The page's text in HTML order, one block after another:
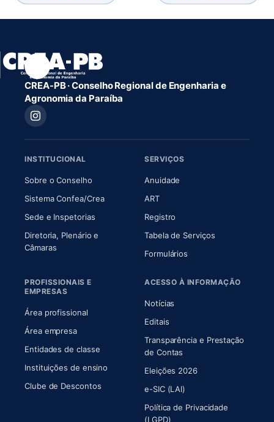
CREA-PB · Conselho Regional de Engenharia e
Agronomia da Paraíba
INSTITUCIONAL
Sobre o Conselho(abre em nova aba)
Sistema Confea/Crea(abre em nova aba)
Sede e Inspetorias
Diretoria, Plenário e
Câmaras(abre em nova aba)
SERVIÇOS
Anuidade
ART(abre em nova aba)
Registro
Tabela de Serviços
Formulários
PROFISSIONAIS E
EMPRESAS
Área profissional
Área empresa
Entidades de classe
Instituições de ensino
Clube de Descontos
ACESSO À INFORMAÇÃO
Notícias
Editais
Transparência e Prestação
de Contas
Eleições 2026
e-SIC (LAI)
Política de Privacidade
(LGPD)